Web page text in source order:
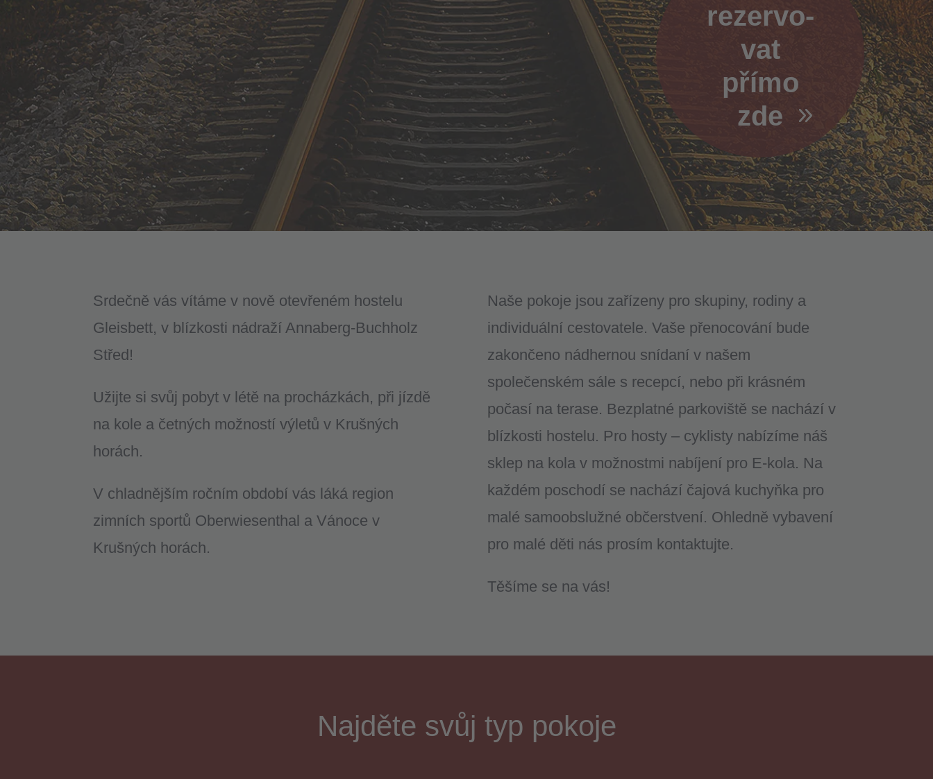
rezer­vo­
vat
přímo
zde
Srdečně vás vítáme v nově otevřeném hostelu
Gleisbett, v blízkosti nádraží Annaberg-Buchholz
Střed!
Užijte si svůj pobyt v létě na procházkách, při jízdě
na kole a četných možností výletů v Krušných
horách.
V chladnějším ročním období vás láká region
zimních sportů Oberwiesenthal a Vánoce v
Krušných horách.
Naše pokoje jsou zařízeny pro skupiny, rodiny a
individuální cestovatele. Vaše přenocování bude
zakončeno nádhernou snídaní v našem
společenském sále s recepcí, nebo při krásném
počasí na terase. Bezplatné parkoviště se nachází v
blízkosti hostelu. Pro hosty – cyklisty nabízíme náš
sklep na kola v možnostmi nabíjení pro E-kola. Na
každém poschodí se nachází čajová kuchyňka pro
malé samoobslužné občerstvení. Ohledně vybavení
pro malé děti nás prosím kontaktujte.
Těšíme se na vás!
Najděte svůj typ pokoje